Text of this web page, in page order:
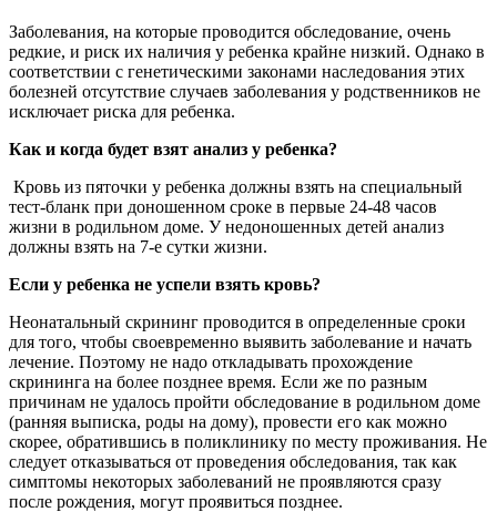
Заболевания, на которые проводится обследование, очень
редкие, и риск их наличия у ребенка крайне низкий. Однако в
соответствии с генетическими законами наследования этих
болезней отсутствие случаев заболевания у родственников не
исключает риска для ребенка.
Как и когда будет взят анализ у ребенка?
Кровь из пяточки у ребенка должны взять на специальный
тест-бланк при доношенном сроке в первые 24-48 часов
жизни в родильном доме. У недоношенных детей анализ
должны взять на 7-е сутки жизни.
Если у ребенка не успели взять кровь?
Неонатальный скрининг проводится в определенные сроки
для того, чтобы своевременно выявить заболевание и начать
лечение. Поэтому не надо откладывать прохождение
скрининга на более позднее время. Если же по разным
причинам не удалось пройти обследование в родильном доме
(ранняя выписка, роды на дому), провести его как можно
скорее, обратившись в поликлинику по месту проживания. Не
следует отказываться от проведения обследования, так как
симптомы некоторых заболеваний не проявляются сразу
после рождения, могут проявиться позднее.